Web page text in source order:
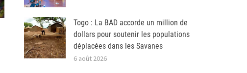
Togo : La BAD accorde un million de
dollars pour soutenir les populations
déplacées dans les Savanes
6 août 2026